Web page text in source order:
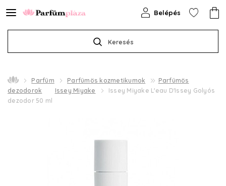
Keresés
Belépés
Parfüm Parfümös kozmetikumok
Parfümös
dezodorok
Issey Miyake
Issey Miyake L'eau D'Issey Golyós
dezodor 50 ml